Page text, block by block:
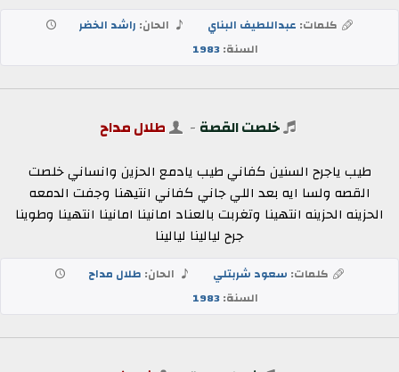
كلمات: عبداللطيف البناي الحان: راشد الخضر
السنة:1983
خلصت القصة - طلال مداح
طيب ياجرح السنين كفاني طيب يادمع الحزين وانساني خلصت
القصه ولسا ايه بعد اللي جاني كفاني انتيهنا وجفت الدمعه
الحزينه الحزينه انتهينا وتغربت بالعناد امانينا امانينا انتهينا وطوينا
جرح ليالينا ليالينا
كلمات: سعود شربتلي الحان: طلال مداح
السنة:1983